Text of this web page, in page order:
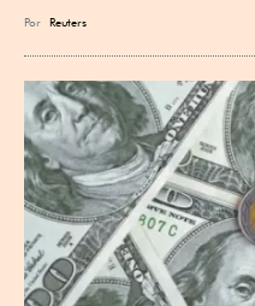
Por Reuters